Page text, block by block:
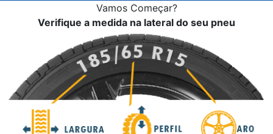
Vamos Começar?
Verifique a medida na lateral do seu pneu